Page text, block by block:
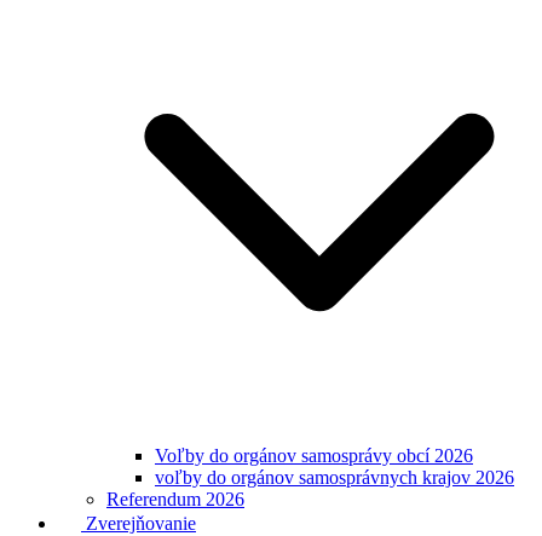
Voľby do orgánov samosprávy obcí 2026
voľby do orgánov samosprávnych krajov 2026
Referendum 2026
Zverejňovanie